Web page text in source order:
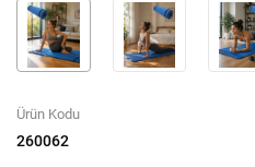
Ürün Kodu
260062